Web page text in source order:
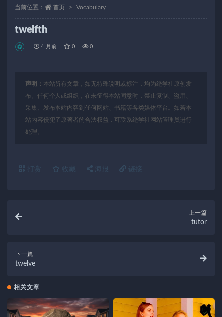
当前位置： 首页 Vocabulary
twelfth
4 月前 0 0
声明： 本站所有文章，如无特殊说明或标注，均为绝学社原创发
布。任何个人或组织，在未征得本站同意时，禁止复制、盗用、
采集、发布本站内容到任何网站、书籍等各类媒体平台。如若本
站内容侵犯了原著者的合法权益，可联系绝学社网站管理员进行
处理。
打赏 收藏 海报 链接
上一篇
tutor
下一篇
twelve
相关文章